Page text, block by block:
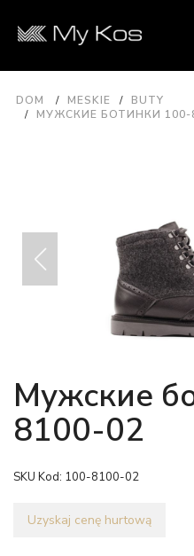
DOM MESKIE
BUTY
МУЖСКИЕ БОТИНКИ 100-
Мужские
8100-02
SKU Kod: 100-8100-02
Uzyskaj cenę hurtową